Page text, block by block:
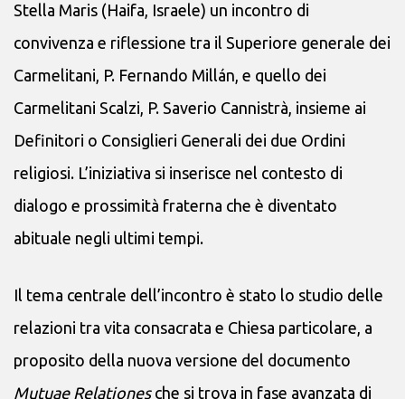
Stella Maris (Haifa, Israele) un incontro di
convivenza e riflessione tra il Superiore generale dei
Carmelitani, P. Fernando Millán, e quello dei
Carmelitani Scalzi, P. Saverio Cannistrà, insieme ai
Definitori o Consiglieri Generali dei due Ordini
religiosi. L’iniziativa si inserisce nel contesto di
dialogo e prossimità fraterna che è diventato
abituale negli ultimi tempi.
Il tema centrale dell’incontro è stato lo studio delle
relazioni tra vita consacrata e Chiesa particolare, a
proposito della nuova versione del documento
Mutuae Relationesche si trova in fase avanzata di